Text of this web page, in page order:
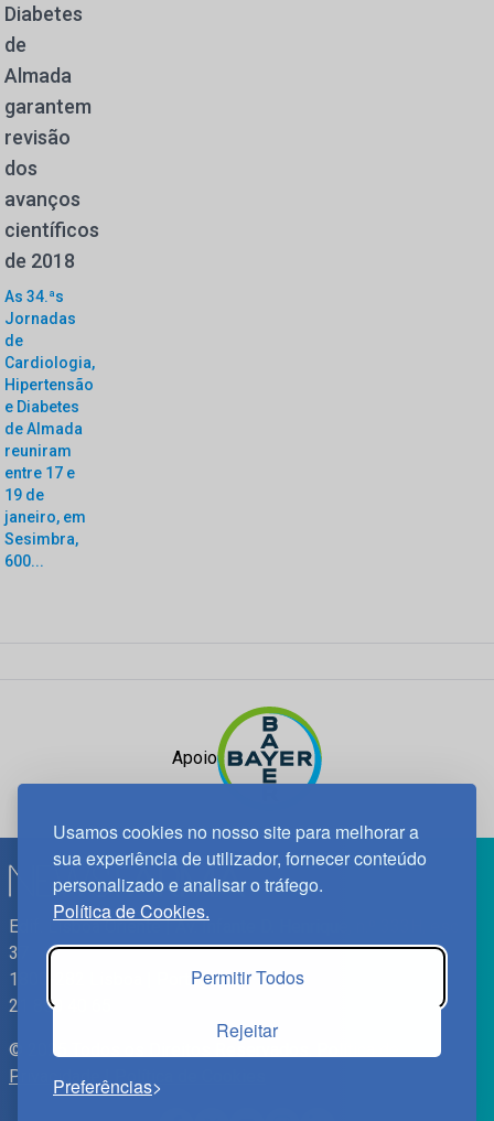
Usamos cookies no nosso site para melhorar a
sua experiência de utilizador, fornecer conteúdo
personalizado e analisar o tráfego.
Política de Cookies.
Permitir Todos
Rejeitar
Preferências
Diabetes
de
Almada
garantem
revisão
dos
avanços
científicos
de 2018
As 34.ªs
Jornadas
de
Cardiologia,
Hipertensão
e Diabetes
de Almada
reuniram
entre 17 e
19 de
janeiro, em
Sesimbra,
600...
Apoio
Edif. Lisboa Oriente | Av. Infante D. Henrique, n.º 333H, esc.
37
1800-282 Lisboa | Portugal
21 850 40 65
© 2025 Todos os Direitos Reservados.
Privacidade
|